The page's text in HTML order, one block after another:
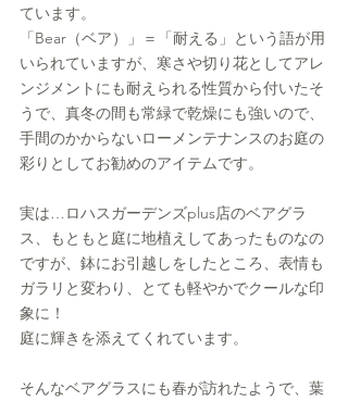
ています。
「Bear（ベア）」＝「耐える」という語が用
いられていますが、寒さや切り花としてアレ
ンジメントにも耐えられる性質から付いたそ
うで、真冬の間も常緑で乾燥にも強いので、
手間のかからないローメンテナンスのお庭の
彩りとしてお勧めのアイテムです。
実は…ロハスガーデンズplus店のベアグラ
ス、もともと庭に地植えしてあったものなの
ですが、鉢にお引越しをしたところ、表情も
ガラリと変わり、とても軽やかでクールな印
象に！
庭に輝きを添えてくれています。
そんなベアグラスにも春が訪れたようで、葉